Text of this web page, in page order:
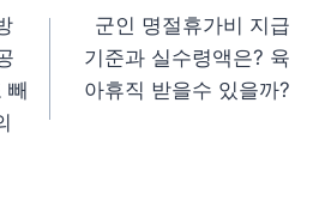
빼
군인 명절휴가비 지급
기준과 실수령액은? 육
아휴직 받을수 있을까?